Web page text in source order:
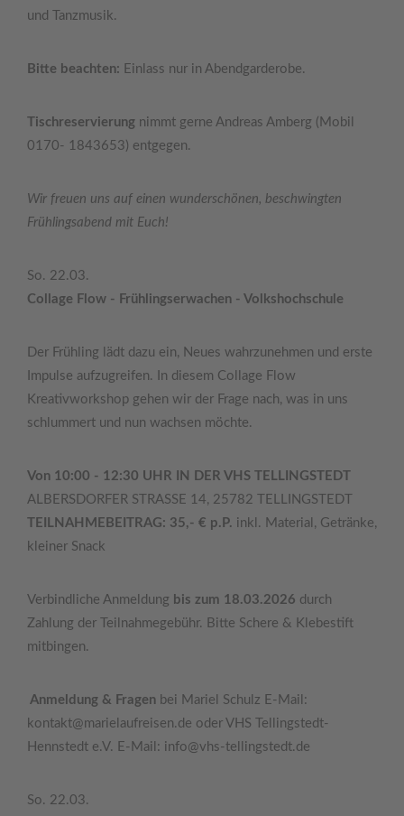
und Tanzmusik.
Bitte beachten: Einlass nur in Abendgarderobe.
Tischreservierung nimmt gerne Andreas Amberg (Mobil
0170- 1843653) entgegen.
Wir freuen uns auf einen wunderschönen, beschwingten
Frühlingsabend mit Euch!
So. 22.03.
Collage Flow - Frühlingserwachen - Volkshochschule
Der Frühling lädt dazu ein, Neues wahrzunehmen und erste
Impulse aufzugreifen. In diesem Collage Flow
Kreativworkshop gehen wir der Frage nach, was in uns
schlummert und nun wachsen möchte.
Von 10:00 - 12:30 UHR IN DER VHS TELLINGSTEDT
ALBERSDORFER STRASSE 14, 25782 TELLINGSTEDT
TEILNAHMEBEITRAG: 35,- € p.P. inkl. Material, Getränke,
kleiner Snack
Verbindliche Anmeldung bis zum 18.03.2026 durch
Zahlung der Teilnahmegebühr. Bitte Schere & Klebestift
mitbingen.
Anmeldung & Fragen bei Mariel Schulz E-Mail:
kontakt@marielaufreisen.de oder VHS Tellingstedt-
Hennstedt e.V. E-Mail: info@vhs-tellingstedt.de
So. 22.03.